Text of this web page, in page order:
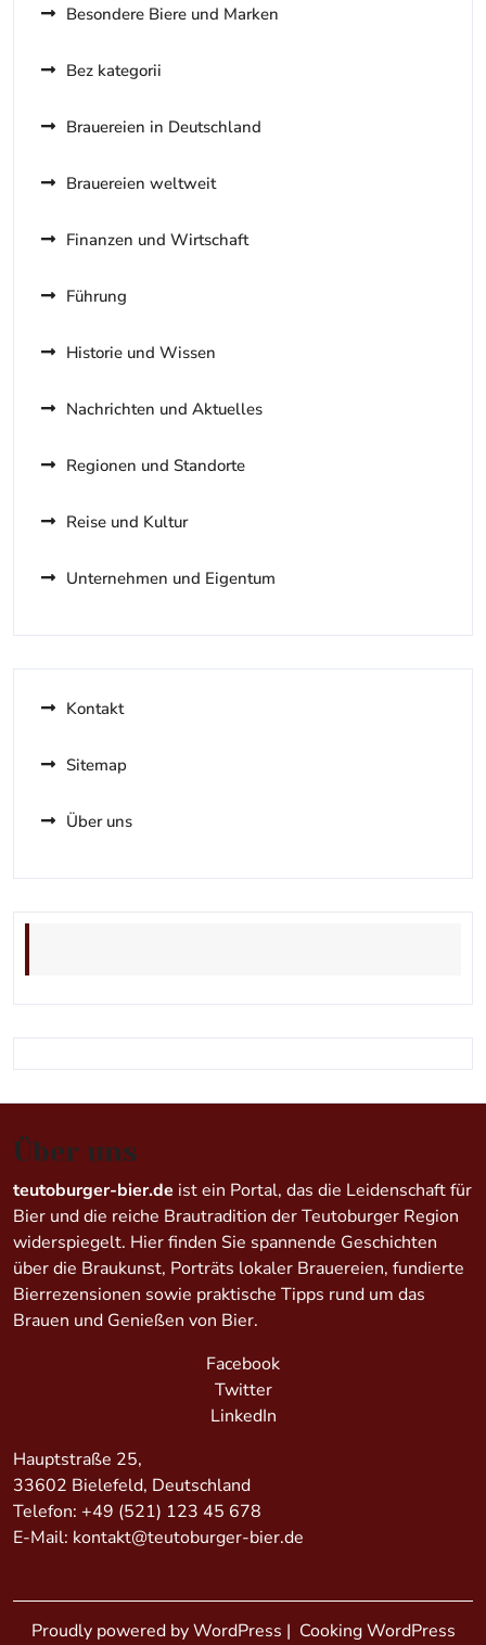
Besondere Biere und Marken
Bez kategorii
Brauereien in Deutschland
Brauereien weltweit
Finanzen und Wirtschaft
Führung
Historie und Wissen
Nachrichten und Aktuelles
Regionen und Standorte
Reise und Kultur
Unternehmen und Eigentum
Kontakt
Sitemap
Über uns
Über uns
teutoburger-bier.de ist ein Portal, das die Leidenschaft für
Bier und die reiche Brautradition der Teutoburger Region
widerspiegelt. Hier finden Sie spannende Geschichten
über die Braukunst, Porträts lokaler Brauereien, fundierte
Bierrezensionen sowie praktische Tipps rund um das
Brauen und Genießen von Bier.
Facebook
Twitter
LinkedIn
Hauptstraße 25,
33602 Bielefeld, Deutschland
Telefon: +49 (521) 123 45 678
E-Mail: kontakt@teutoburger-bier.de
Proudly powered by WordPress | Cooking WordPress